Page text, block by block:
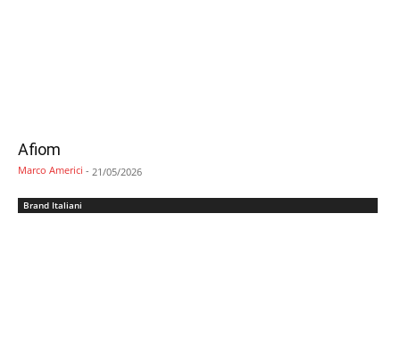
Afiom
Marco Americi - 21/05/2026
Brand Italiani